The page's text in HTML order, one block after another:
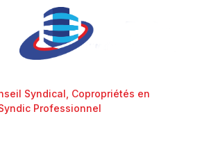
Syndical Copropriétés en
Professionnel